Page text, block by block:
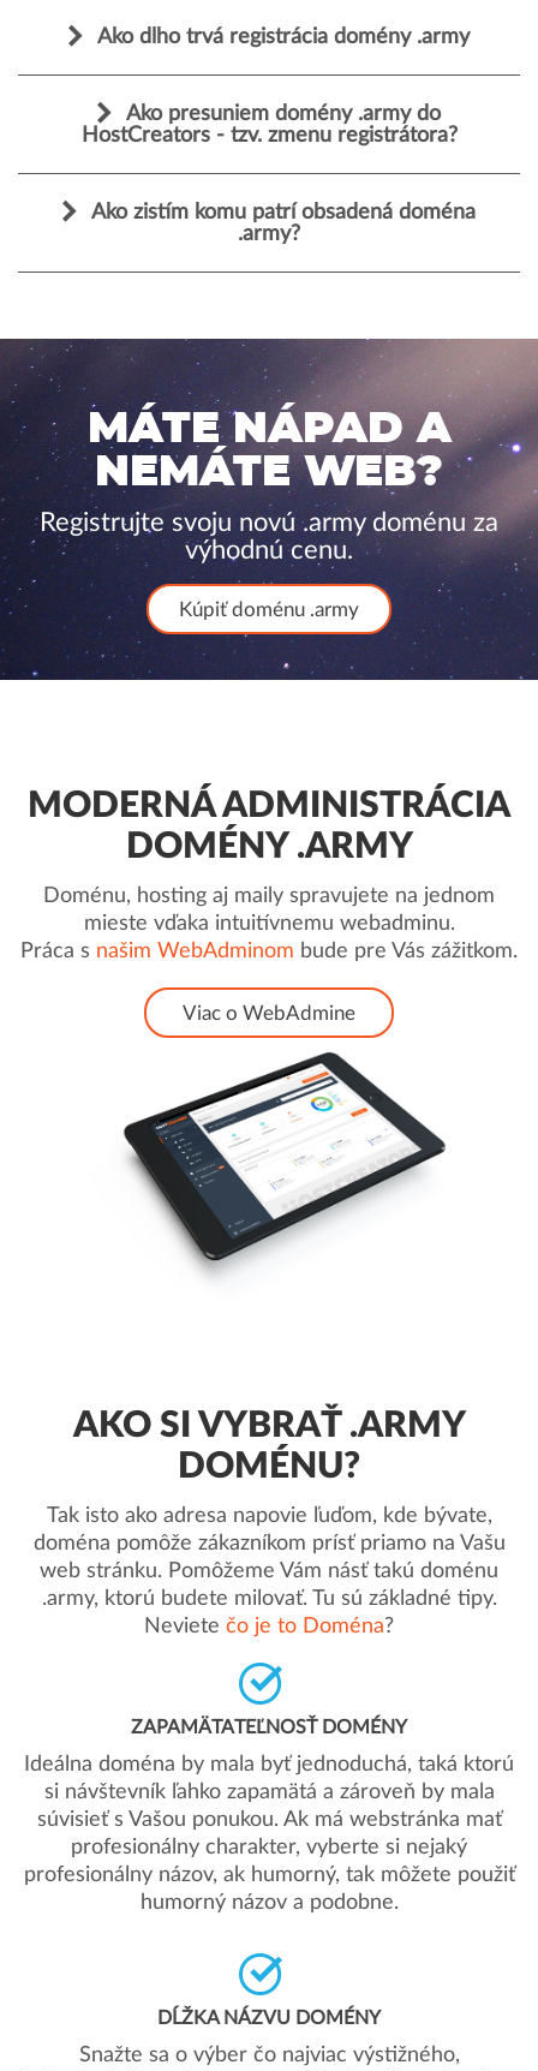
Ako dlho trvá registrácia domény .army
Ako presuniem domény .army do
HostCreators - tzv. zmenu registrátora?
Ako zistím komu patrí obsadená doména
.army?
MÁTE NÁPAD A
NEMÁTE WEB?
Registrujte svoju novú .army doménu za
výhodnú cenu.
Kúpiť doménu .army
MODERNÁ ADMINISTRÁCIA
DOMÉNY .ARMY
Doménu, hosting aj maily spravujete na jednom
mieste vďaka intuitívnemu webadminu.
Práca s našim WebAdminom bude pre Vás zážitkom.
Viac o WebAdmine
AKO SI VYBRAŤ .ARMY
DOMÉNU?
Tak isto ako adresa napovie ľuďom, kde bývate,
doména pomôže zákazníkom prísť priamo na Vašu
web stránku. Pomôžeme Vám násť takú doménu
.army, ktorú budete milovať. Tu sú základné tipy.
Neviete čo je to Doména?
ZAPAMÄTATEĽNOSŤ DOMÉNY
Ideálna doména by mala byť jednoduchá, taká ktorú
si návštevník ľahko zapamätá a zároveň by mala
súvisieť s Vašou ponukou. Ak má webstránka mať
profesionálny charakter, vyberte si nejaký
profesionálny názov, ak humorný, tak môžete použiť
humorný názov a podobne.
DĹŽKA NÁZVU DOMÉNY
Snažte sa o výber čo najviac výstižného,